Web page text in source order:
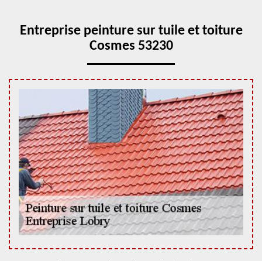
Entreprise peinture sur tuile et toiture
Cosmes 53230